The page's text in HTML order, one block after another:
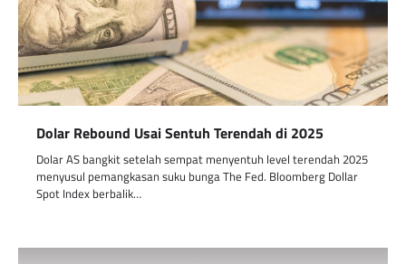
Dolar Rebound Usai Sentuh Terendah di 2025
Dolar AS bangkit setelah sempat menyentuh level terendah 2025
menyusul pemangkasan suku bunga The Fed. Bloomberg Dollar
Spot Index berbalik…